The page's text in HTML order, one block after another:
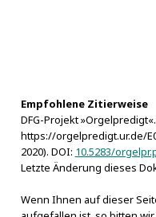
Stettin, St.-Peter-
Empfohlene Zitierweise
DFG-Projekt
https://orgelpredigt.ur.de/
2020). DOI: 10.5283/
Letzte Änderung dieses
Wenn Ihnen auf dieser